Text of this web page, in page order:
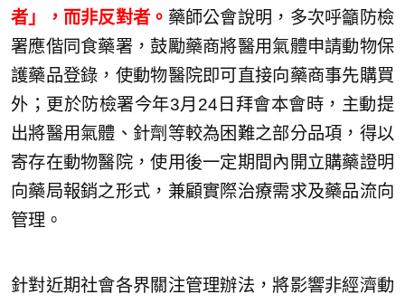
者」，而非反對者。 藥師公會說明，多次呼籲防檢
署應偕同食藥署，鼓勵藥商將醫用氣體申請動物保
護藥品登錄，使動物醫院即可直接向藥商事先購買
外；更於防檢署今年3月24日拜會本會時，主動提
出將醫用氣體、針劑等較為困難之部分品項，得以
寄存在動物醫院，使用後一定期間內開立購藥證明
向藥局報銷之形式，兼顧實際治療需求及藥品流向
管理。
針對近期社會各界關注管理辦法，將影響非經濟動